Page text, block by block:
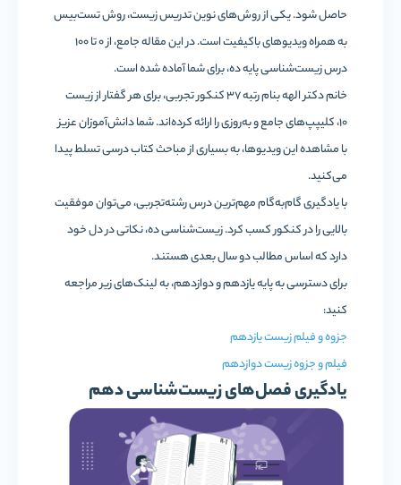
حاصل شود. یکی از روش‌های نوین تدریس زیست، روش تست‌بیس
به همراه ویدیوهای باکیفیت است. در این مقاله جامع، از 0 تا 100
درس زیست‌شناسی پایه ده، برای شما آماده شده‌ است.
خانم دکتر الهه بنام رتبه 37 کنکور تجربی، برای هر گفتار از زیست
10، کلیپپ‌های جامع و به‌روزی را ارائه کرده‌اند. شما دانش‌آموزان عزیز
با مشاهده این ویدیوها، به بسیاری از مباحث کتاب درسی تسلط پیدا
می‌کنید.
با یادگیری گام‌به‌گام مهم‌ترین درس رشته‌تجربی، می‌توان موفقیت
بالایی را در کنکور کسب کرد. زیست‌شناسی ده، نکاتی در دل خود
دارد که اساس مطالب دو سال بعدی هستند.
برای دسترسی به پایه یازدهم و دوازدهم، به لینک‌های زیر مراجعه
کنید:
جزوه و فیلم زیست یازدهم
فیلم و جزوه زیست دوازدهم
یادگیری فصل‌های زیست‌شناسی دهم